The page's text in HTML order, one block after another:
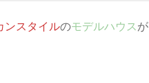
ンスタイルのモデルハウス が